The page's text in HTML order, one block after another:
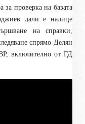
за проверка на базата
дали е налице
на справки,
спрямо Делян
включително от ГД